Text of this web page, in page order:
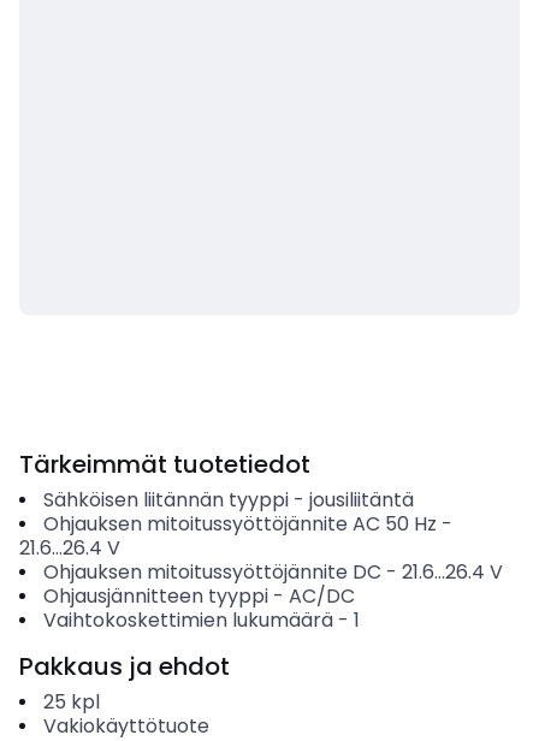
Tärkeimmät tuotetiedot
Sähköisen liitännän tyyppi- jousiliitäntä
Ohjauksen mitoitussyöttöjännite AC 50 Hz -
21.6...26.4 V
Ohjauksen mitoitussyöttöjännite DC - 21.6...26.4 V
Ohjausjännitteen tyyppi- AC/DC
Vaihtokoskettimien lukumäärä- 1
Pakkaus ja ehdot
25 kpl
Vakiokäyttötuote